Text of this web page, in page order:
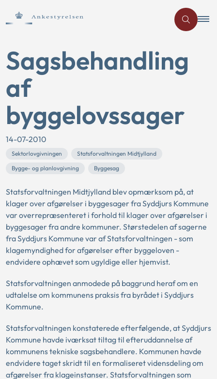
Sagsbehandling
af
byggelovssager
14-07-2010
Sektorlovgivningen
Statsforvaltningen Midtjylland
Bygge- og planlovgivning
Byggesag
Statsforvaltningen Midtjylland blev opmærksom på, at
klager over afgørelser i byggesager fra Syddjurs Kommune
var overrepræsenteret i forhold til klager over afgørelser i
byggesager fra andre kommuner. Størstedelen af sagerne
fra Syddjurs Kommune var af Statsforvaltningen - som
klagemyndighed for afgørelser efter byggeloven -
endvidere ophævet som ugyldige eller hjemvist.
Statsforvaltningen anmodede på baggrund heraf om en
udtalelse om kommunens praksis fra byrådet i Syddjurs
Kommune.
Statsforvaltningen konstaterede efterfølgende, at Syddjurs
Kommune havde iværksat tiltag til efteruddannelse af
kommunens tekniske sagsbehandlere. Kommunen havde
endvidere taget skridt til en formaliseret vidensdeling om
afgørelser fra klageinstanser. Statsforvaltningen som